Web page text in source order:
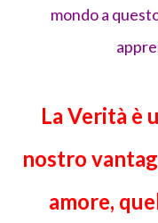
mondo a
La Verità è
nostro
amore,